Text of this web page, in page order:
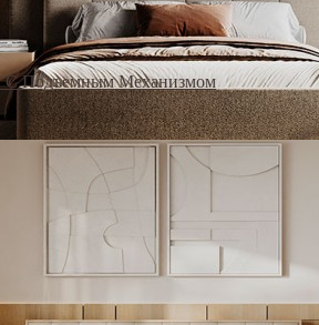
С Подъемным Механизмом